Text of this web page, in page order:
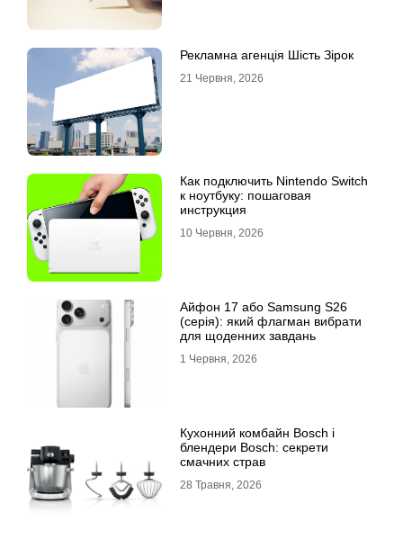
Рекламна агенція Шість Зірок
21 Червня, 2026
Как подключить Nintendo Switch
к ноутбуку: пошаговая
инструкция
10 Червня, 2026
Айфон 17 або Samsung S26
(серія): який флагман вибрати
для щоденних завдань
1 Червня, 2026
Кухонний комбайн Bosch і
блендери Bosch: секрети
смачних страв
28 Травня, 2026